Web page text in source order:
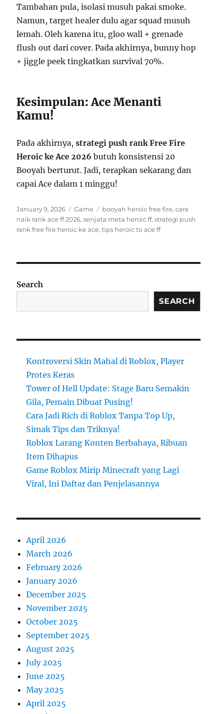
Tambahan pula, isolasi musuh pakai smoke.
Namun, target healer dulu agar squad musuh
lemah. Oleh karena itu, gloo wall + grenade
flush out dari cover. Pada akhirnya, bunny hop
+ jiggle peek tingkatkan survival 70%.
Kesimpulan: Ace Menanti
Kamu!
Pada akhirnya,strategi push rank Free Fire
Heroic ke Ace 2026 butuh konsistensi 20
Booyah berturut. Jadi, terapkan sekarang dan
capai Ace dalam 1 minggu!
Posted
on
January 9, 2026 Categories
Game Tags
booyah heroic free fire,cara
naik rank ace ff 2026,senjata meta heroic ff,strategi push
rank free fire heroic ke ace,tips heroic to ace ff
Search
SEARCH
Kontroversi Skin Mahal di Roblox, Player
Protes Keras
Tower of Hell Update: Stage Baru Semakin
Gila, Pemain Dibuat Pusing!
Cara Jadi Rich di Roblox Tanpa Top Up,
Simak Tips dan Triknya!
Roblox Larang Konten Berbahaya, Ribuan
Item Dihapus
Game Roblox Mirip Minecraft yang Lagi
Viral, Ini Daftar dan Penjelasannya
April 2026
March 2026
February 2026
January 2026
December 2025
November 2025
October 2025
September 2025
August 2025
July 2025
June 2025
May 2025
April 2025